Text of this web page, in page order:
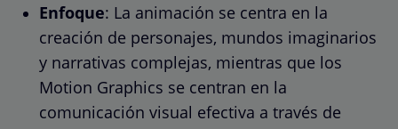
Enfoque: La animación se centra en la
creación de personajes, mundos imaginarios
y narrativas complejas, mientras que los
Motion Graphics se centran en la
comunicación visual efectiva a través de